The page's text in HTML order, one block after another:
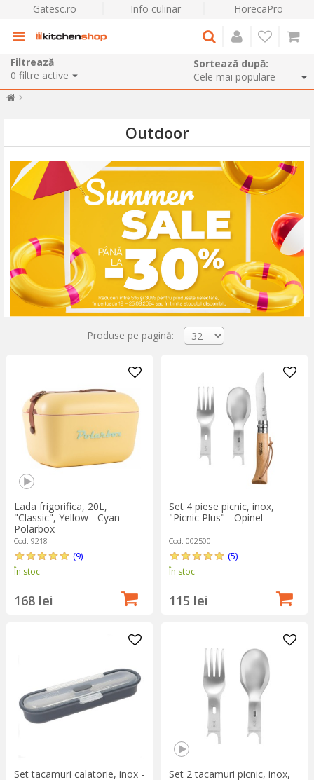
Gatesc.ro Info culinar HorecaPro
Filtrează
0 filtre active
Sortează după:
Outdoor
Produse pe pagină:
Lada frigorifica, 20L,
"Classic", Yellow - Cyan -
Polarbox
Cod: 9218
(9)
În stoc
168 lei
Set 4 piese picnic, inox,
"Picnic Plus" - Opinel
Cod: 002500
(5)
În stoc
115 lei
Set tacamuri calatorie, inox -
Set 2 tacamuri picnic, inox,